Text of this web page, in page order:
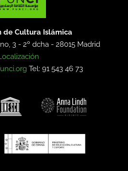
de Cultura Islámica
3 - 2º dcha -28015 Madrid
Tel: 91 543 46 73